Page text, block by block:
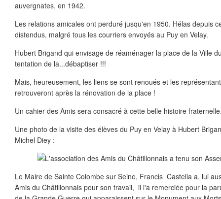
auvergnates, en 1942.
Les relations amicales ont perduré jusqu'en 1950. Hélas depuis
distendus, malgré tous les courriers envoyés au Puy en Velay.
Hubert Brigand qui envisage de réaménager la place de la Ville
tentation de la...débaptiser !!!
Mais, heureusement, les liens se sont renoués et les
retrouveront après la rénovation de la place !
Un cahier des Amis sera consacré à cette belle histoire
Une photo de la visite des élèves du Puy en Velay à Hubert
Michel Diey :
Le Maire de Sainte Colombe sur Seine, Francis Castella a, lui
Amis du Châtillonnais pour son travail, il l'a remerciée pour la